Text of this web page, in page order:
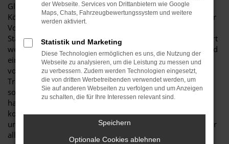
Glückwunsch: der VW T6.1 Transporter passt perfekt nach
Köln und ist ganz sicher das passende Fahrzeug für Sie. Der
Vorteil dieses Modells besteht darin, dass sowohl der
Stadtverkehr als auch längere Strecken souverän gemeistert
werden. Hinzu kommt eine herausragende Ausstattung und
eine enorme Effizienz hinsichtlich der Motorisierung. Wir
von Budde Automobile bieten Ihnen den VW T6.1
Transporter sowohl als Neuwagen als auch als EU-Import
sowie als Gebraucht- oder Jahreswagen. Entsprechend
haben Sie die ganz große Auswahl und entscheiden
komplett selbst, mit welchem Modell Sie fortan in Köln
unterwegs sind. Wir beraten Sie gerne und stehen Ihnen für
all Ihre Fragen Rede und Antwort.
der Webseite. Services von Drittanbietern wie Google
Maps, Chats, Fahrzeugbewertungssystem und weitere
werden aktiviert.
Statistik und Marketing
Diese Technologien ermöglichen es uns, die Nutzung der
Webseite zu analysieren, um die Leistung zu messen und
zu verbessern. Zudem werden Technologien eingesetzt,
die von dritten Werbetreibenden verwendet werden, um
Sie auf anderen Webseiten zu verfolgen und um Anzeigen
zu schalten, die für Ihre Interessen relevant sind.
Speichern
Optionale Cookies ablehnen